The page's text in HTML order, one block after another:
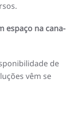
espaço na cana-
de
vêm se